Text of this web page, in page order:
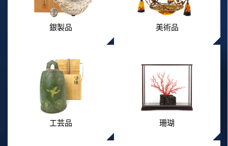
銀製品 美術品
工芸品 珊瑚